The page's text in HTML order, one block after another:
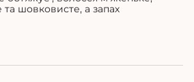
та шовковисте, а запах